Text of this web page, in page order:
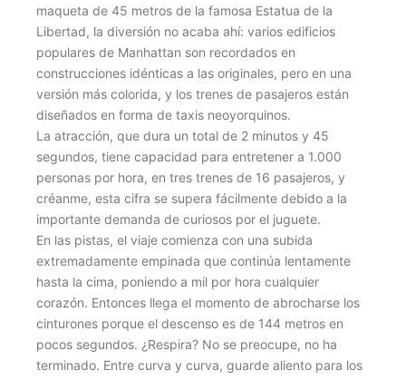
maqueta de 45 metros de la famosa Estatua de la
Libertad, la diversión no acaba ahí: varios edificios
populares de Manhattan son recordados en
construcciones idénticas a las originales, pero en una
versión más colorida, y los trenes de pasajeros están
diseñados en forma de taxis neoyorquinos.
La atracción, que dura un total de 2 minutos y 45
segundos, tiene capacidad para entretener a 1.000
personas por hora, en tres trenes de 16 pasajeros, y
créanme, esta cifra se supera fácilmente debido a la
importante demanda de curiosos por el juguete.
En las pistas, el viaje comienza con una subida
extremadamente empinada que continúa lentamente
hasta la cima, poniendo a mil por hora cualquier
corazón. Entonces llega el momento de abrocharse los
cinturones porque el descenso es de 144 metros en
pocos segundos. ¿Respira? No se preocupe, no ha
terminado. Entre curva y curva, guarde aliento para los